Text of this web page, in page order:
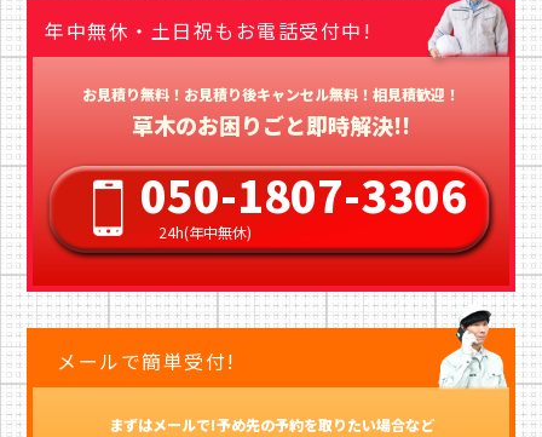
年中無休・土日祝もお電話受付中!
お見積り無料！お見積り後キャンセル無料！相見積歓迎！
草木のお困りごと即時解決!!
050-1807-3306
24h(年中無休)
メールで簡単受付!
まずはメールで!予め先の予約を取りたい場合など